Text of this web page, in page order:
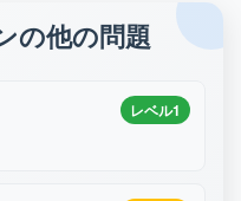
の他の問題
レベル1